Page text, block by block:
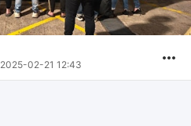
2025-02-21 12:43